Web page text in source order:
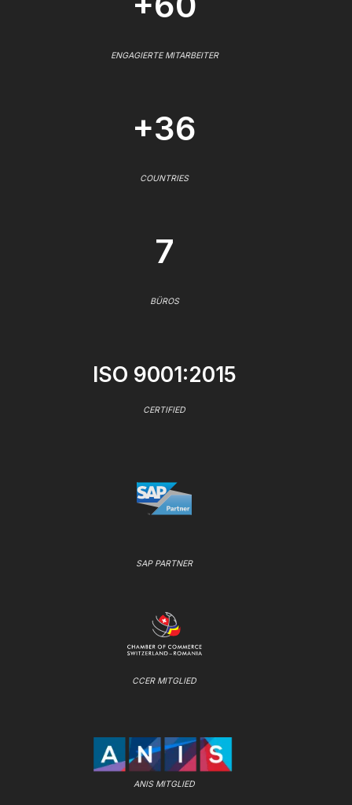
ENGAGIERTE MITARBEITER
+36
COUNTRIES
7
BÜROS
ISO 9001:2015
CERTIFIED
SAP PARTNER
CCER MITGLIED
ANIS MITGLIED